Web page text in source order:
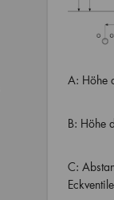
A: Höhe
B: Höhe
C: